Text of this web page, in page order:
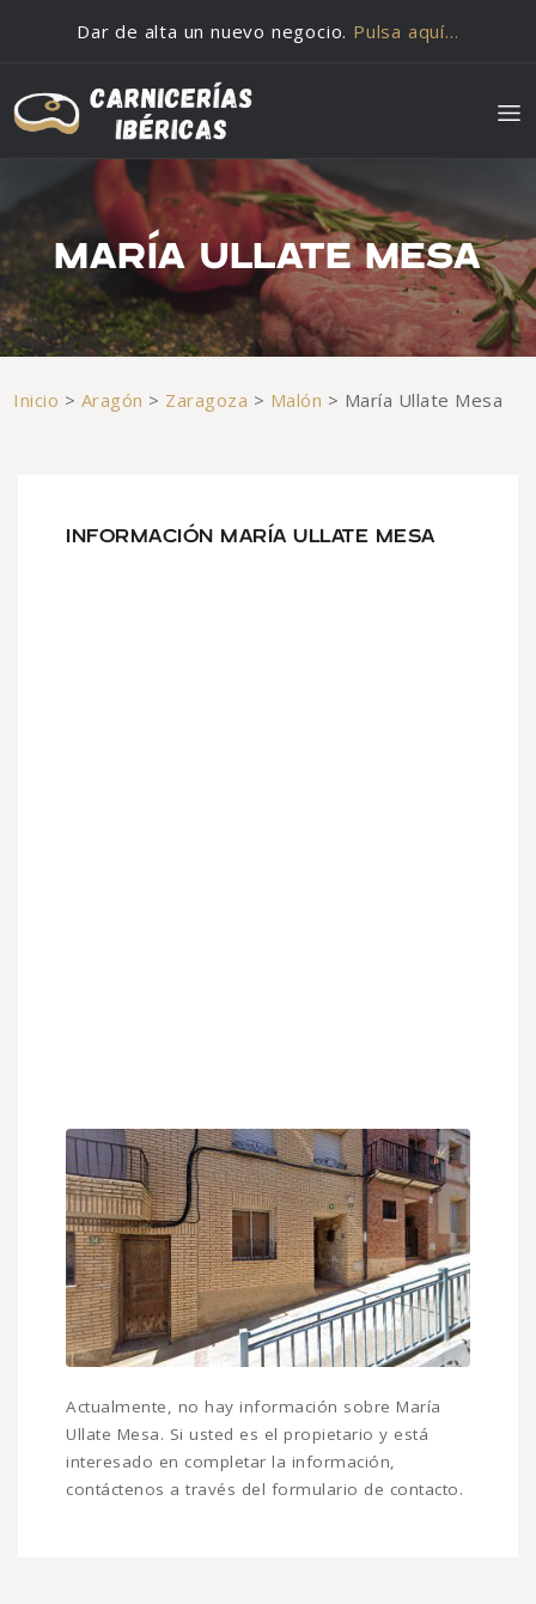
Dar de alta un nuevo negocio. Pulsa aquí…
MARÍA ULLATE MESA
Inicio > Aragón > Zaragoza > Malón > María Ullate Mesa
INFORMACIÓN MARÍA ULLATE MESA
Actualmente, no hay información sobre María
Ullate Mesa. Si usted es el propietario y está
interesado en completar la información,
contáctenos a través del formulario de contacto.